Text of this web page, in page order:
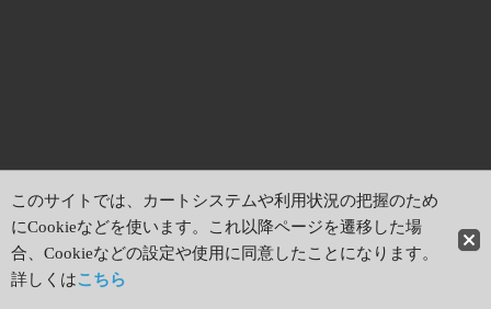
このサイトでは、カートシステムや利用状況の把握のため
にCookieなどを使います。これ以降ページを遷移した場
合、Cookieなどの設定や使用に同意したことになります。
詳しくはこちら